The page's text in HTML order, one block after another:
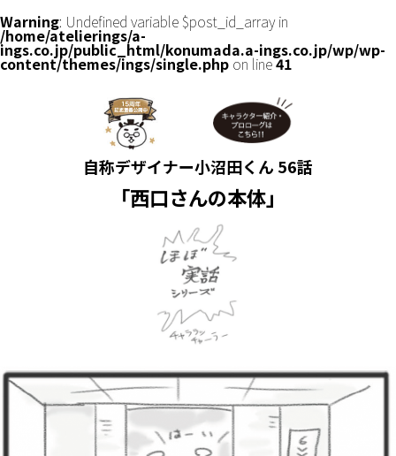
Warning: Undefined variable $post_id_array in
/home/atelierings/a-
ings.co.jp/public_html/konumada.a-ings.co.jp/wp/wp-
content/themes/ings/single.php on line41
自称デザイナー小沼田くん 56話
「西口さんの本体」